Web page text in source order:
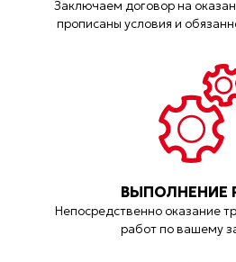
Заключаем договор на
прописаны условия и
ВЫПОЛНЕНИЕ
Непосредственно оказание
работ по вашему